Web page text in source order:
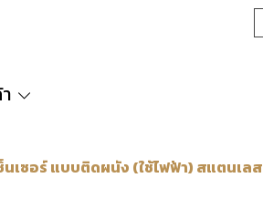
เซอร์ แบบติดผนัง (ใช้ไฟฟ้า) สแตนเลส